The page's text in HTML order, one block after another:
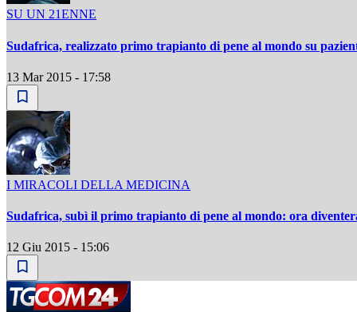
SU UN 21ENNE
Sudafrica, realizzato primo trapianto di pene al mondo su
13 Mar 2015 - 17:58
I MIRACOLI DELLA MEDICINA
Sudafrica, subì il primo trapianto di pene al mondo: ora
12 Giu 2015 - 15:06